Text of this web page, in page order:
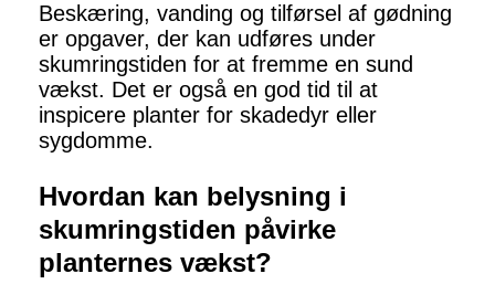
Beskæring, vanding og tilførsel af gødning
er opgaver, der kan udføres under
skumringstiden for at fremme en sund
vækst. Det er også en god tid til at
inspicere planter for skadedyr eller
sygdomme.
Hvordan kan belysning i
skumringstiden påvirke
planternes vækst?